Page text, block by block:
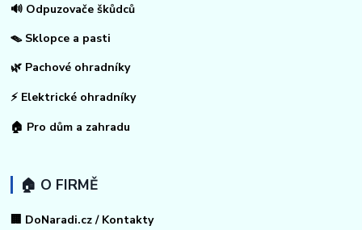
🔊 Odpuzovače škůdců
🪤 Sklopce a pasti
🌿 Pachové ohradníky
⚡ Elektrické ohradníky
🏠 Pro dům a zahradu
🏠 O FIRMĚ
🏢 DoNaradi.cz / Kontakty